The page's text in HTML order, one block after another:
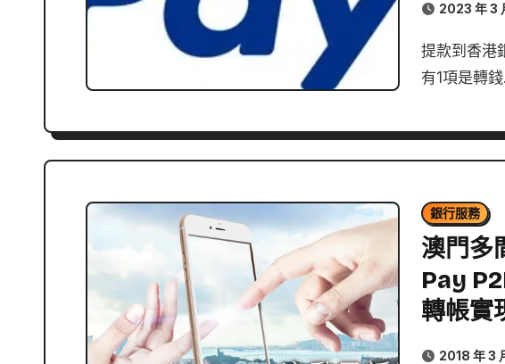
2023 年 3
提款到香港銀行戶口 在PayPal的提款選項中，
有1項是轉
銀行服務
澳門多
Pay
轉帳實
2018 年 3